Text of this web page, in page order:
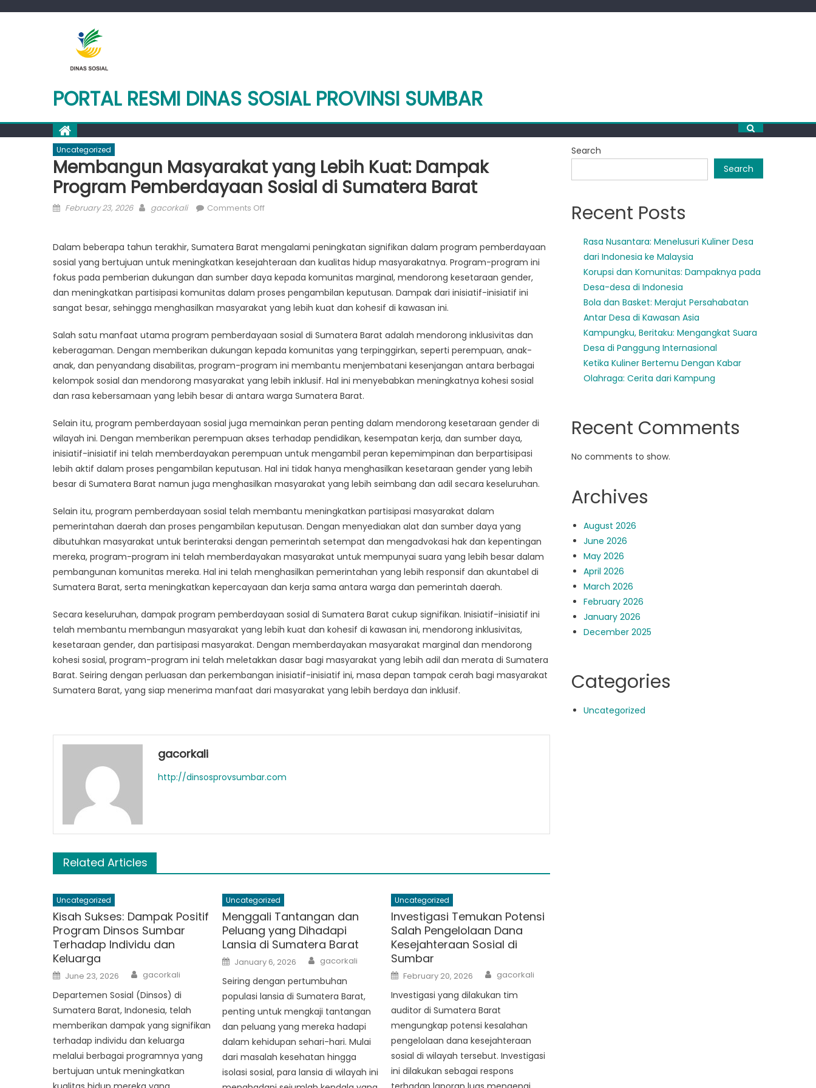
PORTAL RESMI DINAS SOSIAL PROVINSI SUMBAR
Uncategorized
Membangun Masyarakat yang Lebih Kuat: Dampak
Program Pemberdayaan Sosial di Sumatera Barat
Posted
February 23, 2026 Author
gacorkali Comments Offon
yang
Lebih
Kuat:
Dampak
Program
Sosial
di
Sumatera
Barat
Dalam beberapa tahun terakhir, Sumatera Barat mengalami peningkatan signifikan dalam program pemberdayaan
sosial yang bertujuan untuk meningkatkan kesejahteraan dan kualitas hidup masyarakatnya. Program-program ini
fokus pada pemberian dukungan dan sumber daya kepada komunitas marginal, mendorong kesetaraan gender,
dan meningkatkan partisipasi komunitas dalam proses pengambilan keputusan. Dampak dari inisiatif-inisiatif ini
sangat besar, sehingga menghasilkan masyarakat yang lebih kuat dan kohesif di kawasan ini.
Salah satu manfaat utama program pemberdayaan sosial di Sumatera Barat adalah mendorong inklusivitas dan
keberagaman. Dengan memberikan dukungan kepada komunitas yang terpinggirkan, seperti perempuan, anak-
anak, dan penyandang disabilitas, program-program ini membantu menjembatani kesenjangan antara berbagai
kelompok sosial dan mendorong masyarakat yang lebih inklusif. Hal ini menyebabkan meningkatnya kohesi sosial
dan rasa kebersamaan yang lebih besar di antara warga Sumatera Barat.
Selain itu, program pemberdayaan sosial juga memainkan peran penting dalam mendorong kesetaraan gender di
wilayah ini. Dengan memberikan perempuan akses terhadap pendidikan, kesempatan kerja, dan sumber daya,
inisiatif-inisiatif ini telah memberdayakan perempuan untuk mengambil peran kepemimpinan dan berpartisipasi
lebih aktif dalam proses pengambilan keputusan. Hal ini tidak hanya menghasilkan kesetaraan gender yang lebih
besar di Sumatera Barat namun juga menghasilkan masyarakat yang lebih seimbang dan adil secara keseluruhan.
Selain itu, program pemberdayaan sosial telah membantu meningkatkan partisipasi masyarakat dalam
pemerintahan daerah dan proses pengambilan keputusan. Dengan menyediakan alat dan sumber daya yang
dibutuhkan masyarakat untuk berinteraksi dengan pemerintah setempat dan mengadvokasi hak dan kepentingan
mereka, program-program ini telah memberdayakan masyarakat untuk mempunyai suara yang lebih besar dalam
pembangunan komunitas mereka. Hal ini telah menghasilkan pemerintahan yang lebih responsif dan akuntabel di
Sumatera Barat, serta meningkatkan kepercayaan dan kerja sama antara warga dan pemerintah daerah.
Secara keseluruhan, dampak program pemberdayaan sosial di Sumatera Barat cukup signifikan. Inisiatif-inisiatif ini
telah membantu membangun masyarakat yang lebih kuat dan kohesif di kawasan ini, mendorong inklusivitas,
kesetaraan gender, dan partisipasi masyarakat. Dengan memberdayakan masyarakat marginal dan mendorong
kohesi sosial, program-program ini telah meletakkan dasar bagi masyarakat yang lebih adil dan merata di Sumatera
Barat. Seiring dengan perluasan dan perkembangan inisiatif-inisiatif ini, masa depan tampak cerah bagi masyarakat
Sumatera Barat, yang siap menerima manfaat dari masyarakat yang lebih berdaya dan inklusif.
gacorkali
http://dinsosprovsumbar.com
Related Articles
Uncategorized
Kisah Sukses: Dampak Positif
Program Dinsos Sumbar
Terhadap Individu dan
Keluarga
Posted
on
June 23, 2026 Author
gacorkali
Departemen Sosial (Dinsos) di
Sumatera Barat, Indonesia, telah
memberikan dampak yang signifikan
terhadap individu dan keluarga
melalui berbagai programnya yang
bertujuan untuk meningkatkan
Uncategorized
Menggali Tantangan dan
Peluang yang Dihadapi
Lansia di Sumatera Barat
Posted
on
January 6, 2026 Author
gacorkali
Seiring dengan pertumbuhan
populasi lansia di Sumatera Barat,
penting untuk mengkaji tantangan
dan peluang yang mereka hadapi
dalam kehidupan sehari-hari. Mulai
dari masalah kesehatan hingga
isolasi sosial, para lansia di wilayah ini
Uncategorized
Investigasi Temukan Potensi
Salah Pengelolaan Dana
Kesejahteraan Sosial di
Sumbar
Posted
on
February 20, 2026 Author
gacorkali
Investigasi yang dilakukan tim
auditor di Sumatera Barat
mengungkap potensi kesalahan
pengelolaan dana kesejahteraan
sosial di wilayah tersebut. Investigasi
ini dilakukan sebagai respons
Search
Search
Recent Posts
Rasa Nusantara: Menelusuri Kuliner Desa
dari Indonesia ke Malaysia
Korupsi dan Komunitas: Dampaknya pada
Desa-desa di Indonesia
Bola dan Basket: Merajut Persahabatan
Antar Desa di Kawasan Asia
Kampungku, Beritaku: Mengangkat Suara
Desa di Panggung Internasional
Ketika Kuliner Bertemu Dengan Kabar
Olahraga: Cerita dari Kampung
Recent Comments
No comments to show.
Archives
August 2026
June 2026
May 2026
April 2026
March 2026
February 2026
January 2026
December 2025
Categories
Uncategorized